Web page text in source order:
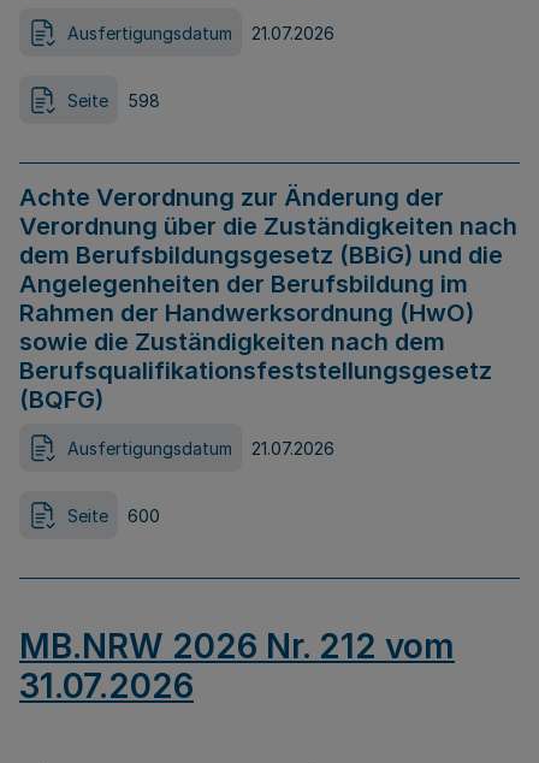
Ausfertigungsdatum 21.07.2026
Seite 598
Achte Verordnung zur Änderung der
Verordnung über die Zuständigkeiten nach
dem Berufsbildungsgesetz (BBiG) und die
Angelegenheiten der Berufsbildung im
Rahmen der Handwerksordnung (HwO)
sowie die Zuständigkeiten nach dem
Berufsqualifikationsfeststellungsgesetz
(BQFG)
Ausfertigungsdatum 21.07.2026
Seite 600
MB.NRW 2026 Nr. 212 vom
31.07.2026